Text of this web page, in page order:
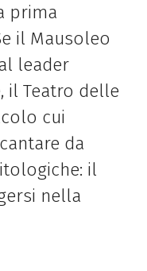
prima
il Mausoleo
leader
il Teatro delle
cui
da
il
nella